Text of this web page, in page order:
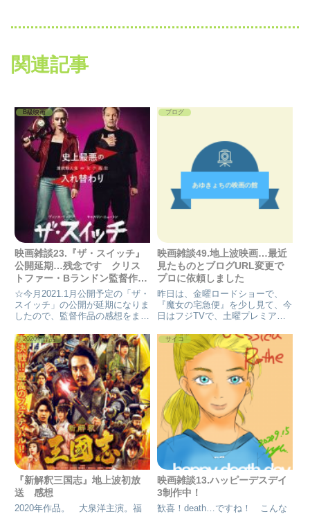
関連記事
B級映画
映画雑談23.『ザ・スイッチ』
公開延期…残念です クリス
トファー・Bランドン監督作品
まとめ
☆今月2021.1月公開予定の「ザ・
スイッチ」の公開が延期になりま
したので、監督作品の感想をまと
ブログ
映画雑談49.地上波映画…最近
見たものとブログURL変更で
プロに依頼しました
昨日は、金曜ロードショーで、
『魔女の宅急便』を少し見て、今
日はフジTVで、土曜プレミアで
すね-。チラ見だけで、ガッツリ
は見てないですね…。最近、映画
を見てないです。 映画、見に行
きたいですね〜。世間は、ゴール
2020年作品
『新解釈三国志』地上波初放
送 感想
2020年作品。 大泉洋主演。福
サイコ
映画雑談13.ハッピーデスデイ
3制作中！
歓喜！death…ですね！ こんな